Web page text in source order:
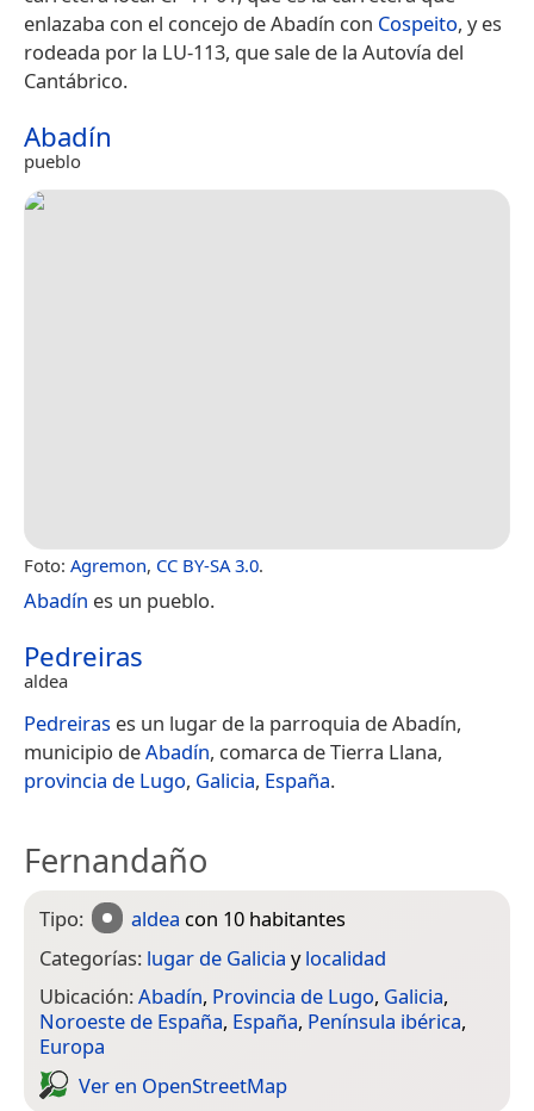
enlazaba con el concejo de Abadín con Cospeito, y es
rodeada por la LU-113, que sale de la Autovía del
Cantábrico.
Abadín
pueblo
Foto: Agremon, CC BY-SA 3.0.
Abadín es un pueblo.
Pedreiras
aldea
Pedreiras es un lugar de la parroquia de Abadín,
municipio deAbadín, comarca de Tierra Llana,
provincia de Lugo, Galicia, España.
Fernandaño
Tipo: aldea con 10 habitantes
Categorías: lugar de Galicia ylocalidad
Ubicación:Abadín, Provincia de Lugo, Galicia,
Noroeste de España, España, Península ibérica,
Europa
Ver en Open­Street­Map